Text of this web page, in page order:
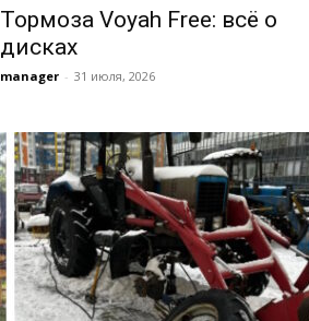
Тормоза Voyah Free: всё о
дисках
manager - 31 июля, 2026